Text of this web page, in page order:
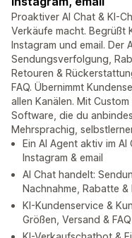
Proaktiver AI Chat & KI-
Verkäufe macht. Begrüßt
Instagram und email. Der
Sendungsverfolgung,
Retouren &
FAQ. Übernimmt
allen Kanälen. Mit
Software, die du
Mehrsprachig,
Ein AI Agent aktiv im
Instagram & email
AI Chat handelt:
Nachnahme, Rabatte
KI-Kundenservice &
Größen, Versand & FAQ